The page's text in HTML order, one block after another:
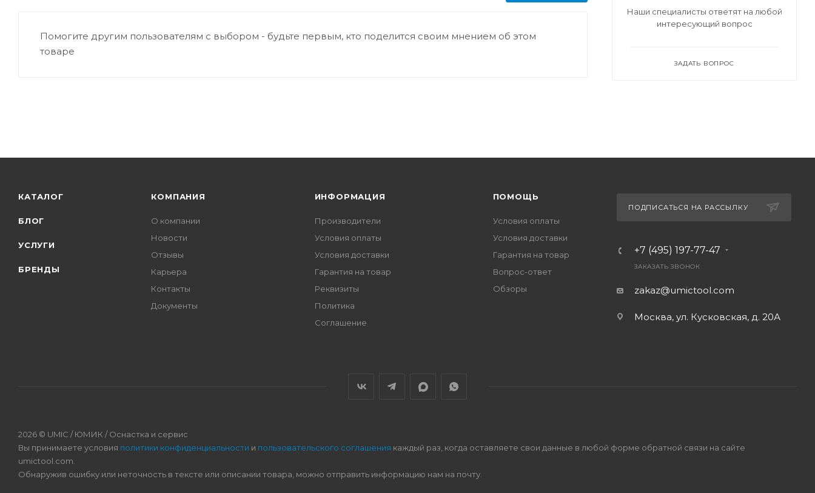
Помогите другим пользователям с выбором - будьте первым, кто поделится своим мнением об этом
товаре
Наши специалисты ответят на любой
интересующий вопрос
ЗАДАТЬ ВОПРОС
КАТАЛОГ
БЛОГ
УСЛУГИ
БРЕНДЫ
КОМПАНИЯ
О компании
Новости
Отзывы
Карьера
Контакты
Документы
ИНФОРМАЦИЯ
Производители
Условия оплаты
Условия доставки
Гарантия на товар
Реквизиты
Политика
Соглашение
ПОМОЩЬ
Условия оплаты
Условия доставки
Гарантия на товар
Вопрос-ответ
Обзоры
ПОДПИСАТЬСЯ НА РАССЫЛКУ
+7 (495) 197-77-47
ЗАКАЗАТЬ ЗВОНОК
zakaz@umictool.com
Москва, ул. Кусковская, д. 20А
2026 © UMIC / ЮМИК / Оснастка и сервис
Вы принимаете условия политики конфиденциальности и пользовательского соглашения каждый раз, когда оставляете свои данные в любой форме обратной связи на сайте
umictool.com.
Обнаружив ошибку или неточность в тексте или описании товара, можно отправить информацию нам на почту.